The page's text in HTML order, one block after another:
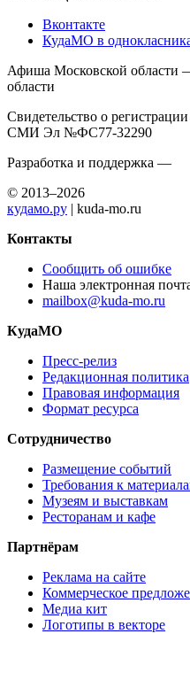
Вконтакте
КудаМО в
Афиша Московской области
области
Свидетельство о регистрации
СМИ Эл №ФС77-32290
Разработка и поддержка —
© 2013–2026
кудамо.ру | kuda-mo.ru
Контакты
Сообщить об ошибке
Наша электронная
mailbox@kuda-mo.ru
КудаМО
Пресс-релиз
Редакционная политика
Правовая информация
Формат ресурса
Сотрудничество
Размещение событий
Требования к
Музеям и выставкам
Ресторанам и кафе
Партнёрам
Реклама на сайте
Коммерческое
Медиа кит
Логотипы в векторе